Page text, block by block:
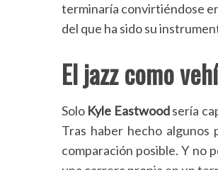
terminaría convirtiéndose
del que ha sido su
El jazz como
Solo Kyle Eastwoodsería
Tras haber hecho algunos
comparación posible. Y no